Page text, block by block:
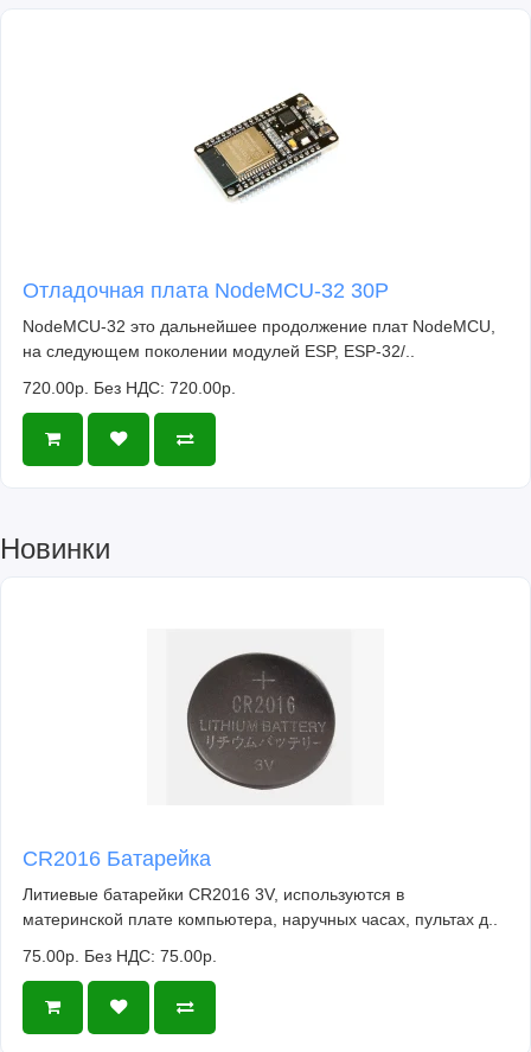
Отладочная плата NodeMCU-32 30P
NodeMCU-32 это дальнейшее продолжение плат NodeMCU,
на следующем поколении модулей ESP, ESP-32/..
720.00р. Без НДС: 720.00р.
Новинки
CR2016 Батарейка
Литиевые батарейки CR2016 3V, используются в
материнской плате компьютера, наручных часах, пультах д..
75.00р. Без НДС: 75.00р.